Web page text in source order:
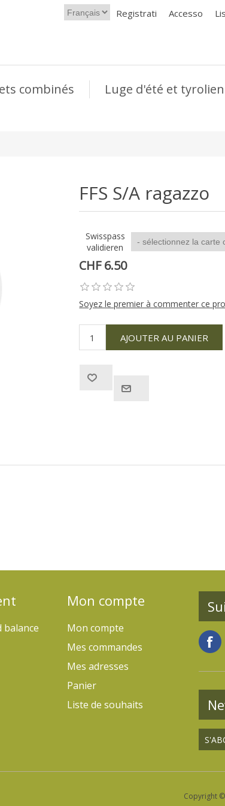
Registrati Accesso
combinés Luge d'été et
FFS S/A ragazzo
Swisspass
validieren
CHF 6.50
Soyez le premier à commenter ce
balance
Mon compte
Mon compte
Mes commandes
Mes adresses
Panier
Liste de souhaits
Copyright